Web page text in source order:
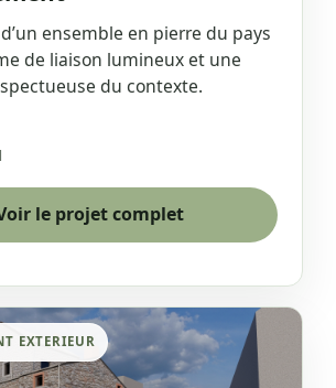
ensemble en pierre du pays
de liaison lumineux et une
du contexte.
le projet complet
EXTERIEUR